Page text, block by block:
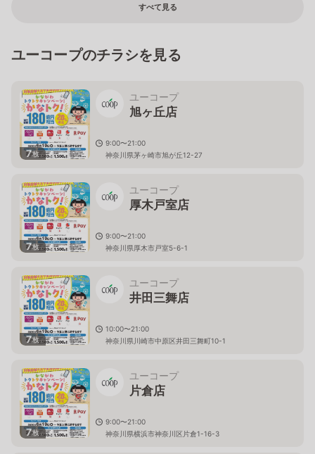
すべて見る
ユーコープのチラシを見る
7枚
ユーコープ
旭ヶ丘店
9:00〜21:00
神奈川県茅ヶ崎市旭が丘12-27
7枚
ユーコープ
厚木戸室店
9:00〜21:00
神奈川県厚木市戸室5-6-1
7枚
ユーコープ
井田三舞店
10:00〜21:00
神奈川県川崎市中原区井田三舞町10-1
7枚
ユーコープ
片倉店
9:00〜21:00
神奈川県横浜市神奈川区片倉1-16-3